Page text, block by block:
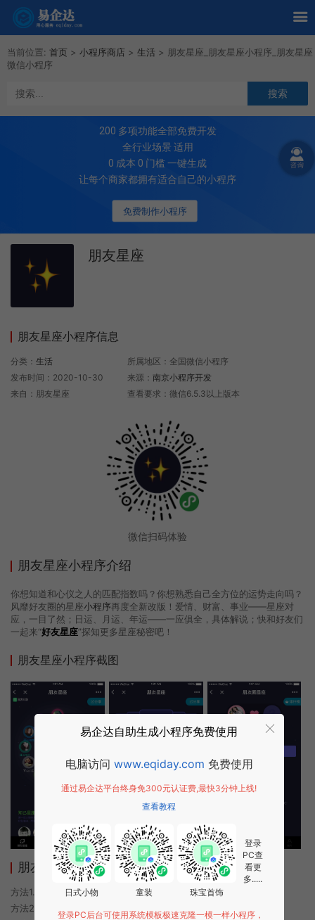
当前位置: 首页 > 小程序商店 > 生活 > 朋友星座_朋友星座小程序_朋友星座
微信小程序
免费制作小程序
200 多项功能全部免费开发
全行业场景 适用
0 成本 0 门槛 一键生成
让每个商家都拥有适合自己的小程序
朋友星座
朋友星座小程序信息
分类： 生活
发布时间：2020-10-30
来自：朋友星座
所属地区：全国微信小程序
来源： 南京小程序开发
查看要求：微信6.5.3以上版本
微信扫码体验
朋友星座小程序介绍
你想知道和心仪之人的匹配指数吗？你想熟悉自己全方位的运势走向吗？
风靡好友圈的星座小程序再度全新改版！爱情、财富、事业——星座对
应，一目了然；日运、月运、年运——一应俱全，具体解说；快和好友们
一起来“好友星座”探知更多星座秘密吧！
朋友星座小程序截图
朋友星座小程序使用方法
方法1. 使用微信扫描本页面上方二维码进入朋友星座的小程序
方法2. 在微信中搜索“朋友星座”即可进入小程序
易企达自助生成小程序免费使用
电脑访问 www.eqiday.com 免费使用
通过易企达平台终身免300元认证费,最快3分钟上线!
查看教程
日式小物 童装 珠宝首饰
登录
PC查
看更
多.....
登录PC后台可使用系统模板极速克隆一模一样小程序，